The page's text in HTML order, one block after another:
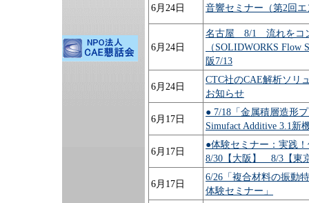
6月24日 音響セミナー（第2回
6月24日
名古屋 8/1 流れをコ
（SOLIDWORKS
阪7/13
6月24日
CTC社のCAE解析ソリ
お知らせ
6月17日
● 7/18「金属積層造形
Simufact Additive 3.1新
6月17日
●体験セミナー：実践
8/30【大阪】 8/3【東
6月17日
6/26「複合材料の振動
体験セミナー」